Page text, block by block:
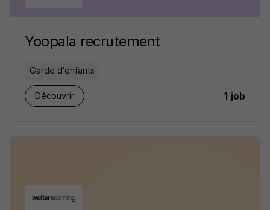
Yoopala recrutement
Garde d'enfants
Découvrir 1 job